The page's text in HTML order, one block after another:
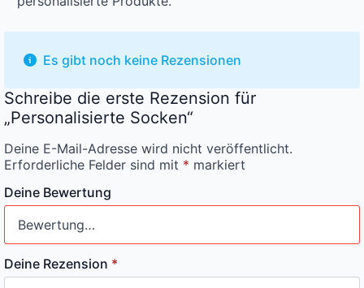
Es gibt noch keine Rezensionen
Schreibe die erste Rezension für
„Personalisierte Socken“
Deine E-Mail-Adresse wird nicht veröffentlicht.
Erforderliche Felder sind mit * markiert
Deine Bewertung
Deine Rezension *